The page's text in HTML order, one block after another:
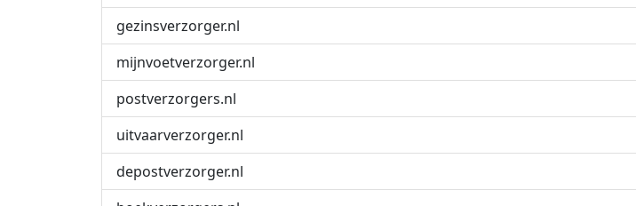
gezinsverzorger.nl
mijnvoetverzorger.nl
postverzorgers.nl
uitvaarverzorger.nl
depostverzorger.nl